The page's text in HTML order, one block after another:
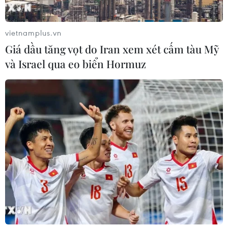
Ngày 29/9, ghi nhận 8.758 ca mắc mới
COVID-19 và 162 ca tử vong
29/09/2021 12:12
Trong 24 giờ qua, Việt Nam ghi nhận 8.758 ca mắc mới
COVID-19, trong đó 14 ca nhập cảnh và 8.744 ca ghi
nhận trong nước, nhiều nhất vẫn là Thành phố Hồ Chí
vietnamplus.vn
Giá dầu tăng vọt do Iran xem xét cấm tàu Mỹ
và Israel qua eo biển Hormuz